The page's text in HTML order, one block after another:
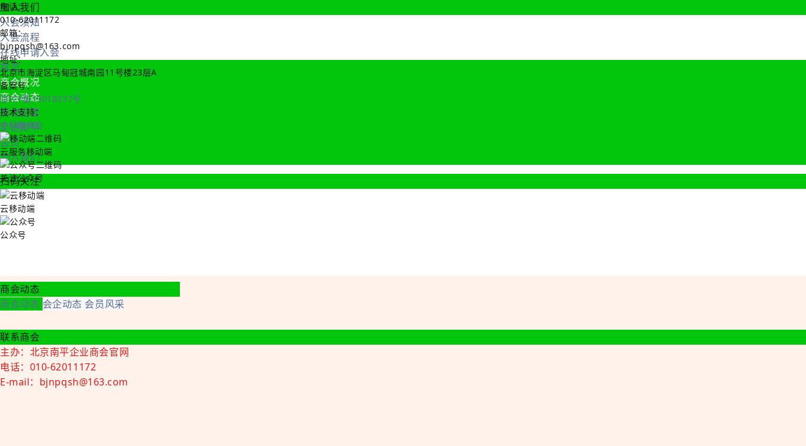
首页
商会概况
商会动态
商会党建
走进南平
会员
加入我们
商会动态
商会动态 会企动态 会员风采
加入我们
入会须知
入会流程
在线申请入会
扫码关注
云移动端
公众号
联系商会
主办：北京南平企业商会官网
电话：010-62011172
E-mail：bjnpqsh@163.com
电话：
010-62011172
邮箱：
bjnpqsh@163.com
地址：
北京市海淀区马甸冠城南园11号楼23层A
备案号：
京ICP备19018337号
技术支持：
中科趣商会
云服务移动端
关注公众号